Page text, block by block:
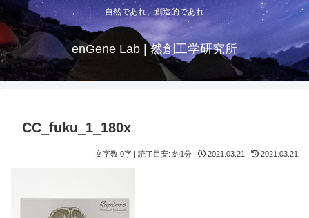
自然であれ、創造的であれ
enGene Lab | 然創工学研究所
CC_fuku_1_180x
文字数:0字 | 読了目安: 約1分 | 2021.03.21 | 2021.03.21